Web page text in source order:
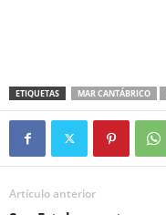
ETIQUETAS MAR CANTÁBRICO
Artículo anterior